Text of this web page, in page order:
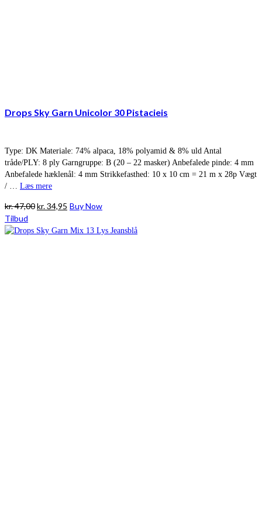
Drops Sky Garn Unicolor 30 Pistacieis
Type: DK Materiale: 74% alpaca, 18% polyamid & 8% uld Antal
tråde/PLY: 8 ply Garngruppe: B (20 – 22 masker) Anbefalede pinde: 4 mm
Anbefalede hæklenål: 4 mm Strikkefasthed: 10 x 10 cm = 21 m x 28p Vægt
/ … Læs mere
kr.47,00Den
pris
kr.34,95 Den
pris
Buy Now
Tilbud